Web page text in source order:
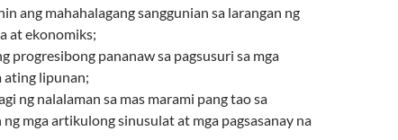
ang mahahalagang sanggunian sa larangan ng
at ekonomiks;
progresibong pananaw sa pagsusuri sa mga
ating lipunan;
ng nalalaman sa mas marami pang tao sa
mga artikulong sinusulat at mga pagsasanay na